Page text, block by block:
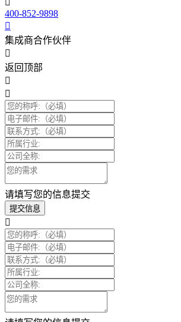
400-852-9898
集成商合作伙伴
返回顶部
请填写您的信息提交
提交信息